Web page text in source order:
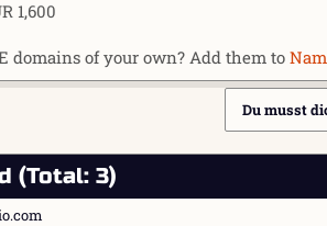
1,600
domains of your own? Add them to
Du musst
(Total: 3)